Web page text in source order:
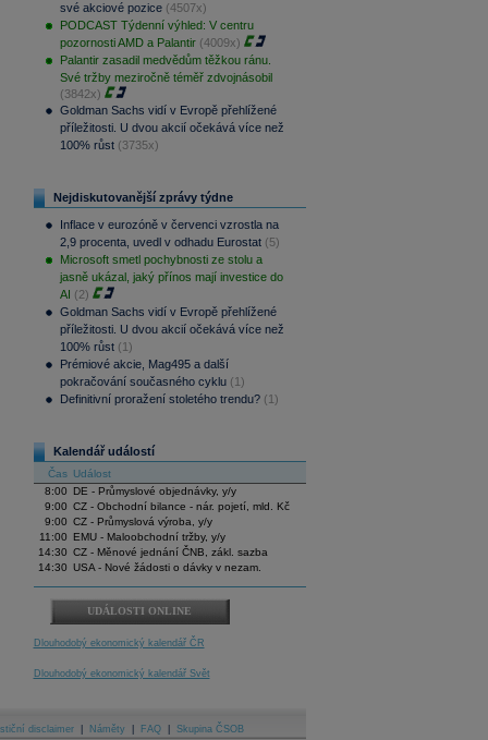
své akciové pozice (4507x)
PODCAST Týdenní výhled: V centru
pozornosti AMD a Palantir (4009x)
Palantir zasadil medvědům těžkou ránu.
Své tržby meziročně téměř zdvojnásobil
(3842x)
Goldman Sachs vidí v Evropě přehlížené
příležitosti. U dvou akcií očekává více než
100% růst (3735x)
Nejdiskutovanější zprávy týdne
Inflace v eurozóně v červenci vzrostla na
2,9 procenta, uvedl v odhadu Eurostat (5)
Microsoft smetl pochybnosti ze stolu a
jasně ukázal, jaký přínos mají investice do
AI (2)
Goldman Sachs vidí v Evropě přehlížené
příležitosti. U dvou akcií očekává více než
100% růst (1)
Prémiové akcie, Mag495 a další
pokračování současného cyklu (1)
Definitivní proražení stoletého trendu? (1)
Kalendář událostí
Čas Událost
8:00
DE - Průmyslové objednávky, y/y
9:00 CZ - Obchodní bilance - nár. pojetí, mld. Kč
9:00 CZ - Průmyslová výroba, y/y
11:00
EMU - Maloobchodní tržby, y/y
14:30 CZ - Měnové jednání ČNB, zákl. sazba
14:30 USA - Nové žádosti o dávky v nezam.
UDÁLOSTI ONLINE
Dlouhodobý ekonomický kalendář ČR
Dlouhodobý ekonomický kalendář Svět
disclaimer Náměty FAQ Skupina ČSOB